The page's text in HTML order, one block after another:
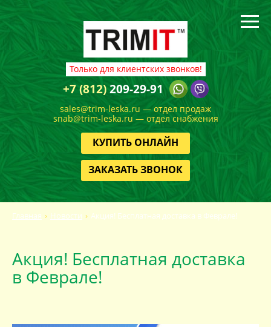
Только для клиентских звонков!
+7 (812)209-29-91
sales@trim-leska.ru — отдел продаж
snab@trim-leska.ru — отдел снабжения
КУПИТЬ ОНЛАЙН
ЗАКАЗАТЬ ЗВОНОК
Главная Новости Акция! Бесплатная доставка в Феврале!
Акция! Бесплатная доставка
в Феврале!